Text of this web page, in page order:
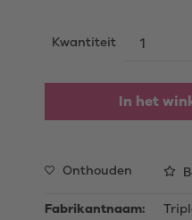
Kwantiteit
In het
Onthouden
Fabrikantnaam: